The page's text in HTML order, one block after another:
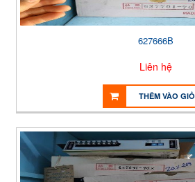
627666B
Liên hệ
THÊM VÀO GIỎ